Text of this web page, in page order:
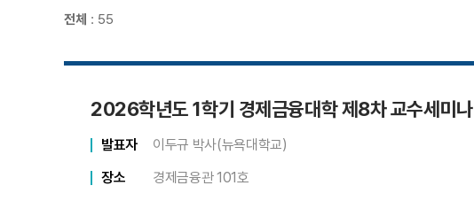
전체 : 55
2026학년도 1학기 경제금융대학 제8차 교수세미나
발표자
이두규 박사(뉴욕대학교)
장소
경제금융관 101호